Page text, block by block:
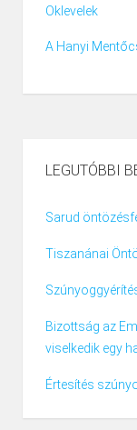
Oklevelek
A Hanyi
LEGUTÓBBI
Sarud
Tiszanánai
Bizottság az
viselkedik egy
Értesítés